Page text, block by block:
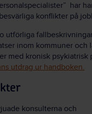
har
konflikter på
utförliga
inom kommuner och
med kronisk psykiatrisk
utdrag ur handboken.
konsulterna och